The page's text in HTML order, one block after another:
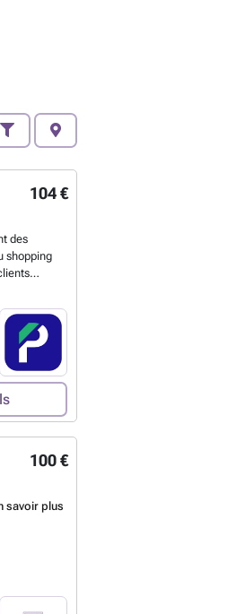
104 €
des
shopping
et
si vous
en
plus
la vôtre en
En savoir
100 €
savoir plus